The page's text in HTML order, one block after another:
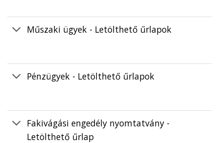
Műszaki ügyek - Letölthető űrlapok
Pénzügyek - Letölthető űrlapok
Fakivágási engedély nyomtatvány -
Letölthető űrlap